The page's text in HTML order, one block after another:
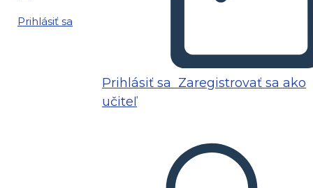
Prihlásiť sa
Prihlásiť sa Zaregistrovať sa ako
učiteľ